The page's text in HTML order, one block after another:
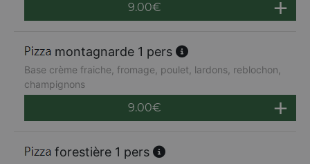
9.00€
montagnarde 1 pers
Base crème fraiche, fromage, poulet, lardons, reblochon,
champignons
9.00€
forestière 1 pers